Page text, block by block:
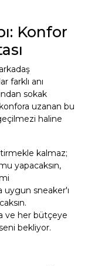
Konfor
farklı anı
sokak
uzanan bu
haline
kalmaz;
yapacaksın,
uygun sneaker'ı
ve her bütçeye
bekliyor.